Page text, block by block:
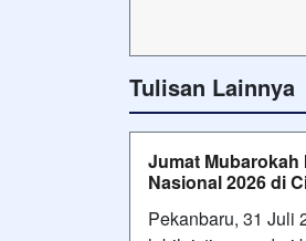
Tulisan Lainnya
Jumat Mubarokah
Nasional 2026 di
Pekanbaru, 31 Juli